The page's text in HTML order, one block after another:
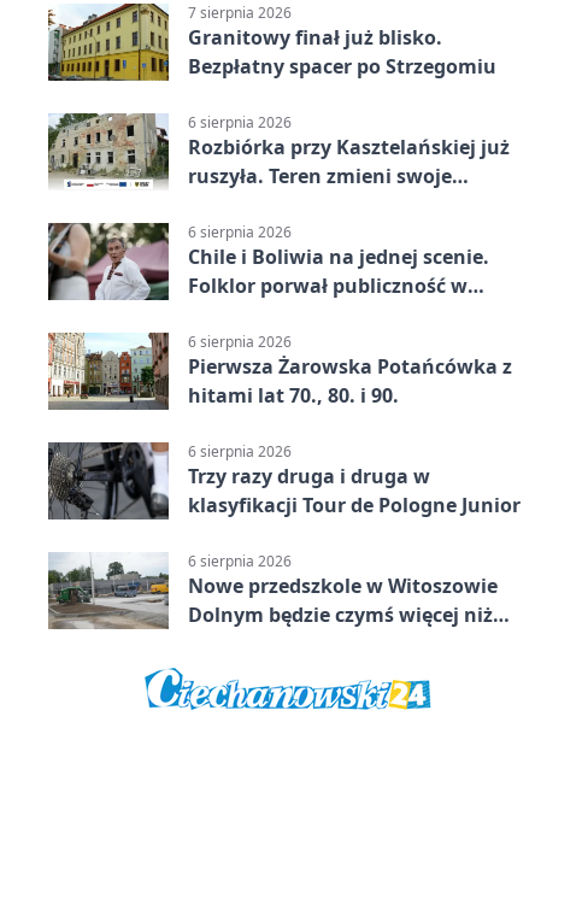
7 sierpnia 2026
Granitowy finał już blisko.
Bezpłatny spacer po Strzegomiu
6 sierpnia 2026
Rozbiórka przy Kasztelańskiej już
ruszyła. Teren zmieni swoje
6 sierpnia 2026
Chile i Boliwia na jednej scenie.
Folklor porwał publiczność w
6 sierpnia 2026
Pierwsza Żarowska Potańcówka z
hitami lat 70., 80. i 90.
6 sierpnia 2026
Trzy razy druga i druga w
klasyfikacji Tour de Pologne Junior
6 sierpnia 2026
Nowe przedszkole w Witoszowie
Dolnym będzie czymś więcej niż